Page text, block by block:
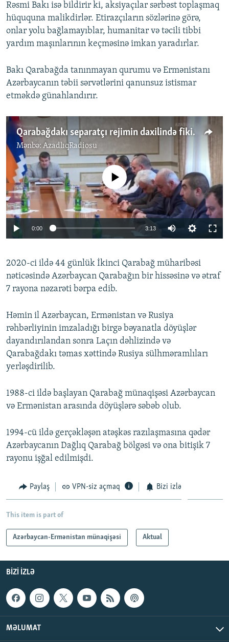
Rəsmi Bakı isə bildirir ki, aksiyaçılar sərbəst toplaşmaq
hüququna malikdirlər. Etirazçıların sözlərinə görə,
onlar yolu bağlamayıblar, humanitar və təcili tibbi
yardım maşınlarının keçməsinə imkan yaradırlar.
Bakı Qarabağda tanınmayan qurumu və Ermənistanı
Azərbaycanın təbii sərvətlərini qanunsuz istismar
etməkdə günahlandırır.
Qarabağdakı separatçı rejimin daxilində fikir ayrılığı müşahidə olunur
Mənbə: AzadlıqRadiosu
Auto 240p 360p 480p
No media source currently available
0:00 3:13
360p
480p
2020-ci ildə 44 günlük İkinci Qarabağ müharibəsi
nəticəsində Azərbaycan Qarabağın bir hissəsinə və ətraf
7 rayona nəzarəti bərpa edib.
Həmin il Azərbaycan, Ermənistan və Rusiya
rəhbərliyinin imzaladığı birgə bəyanatla döyüşlər
dayandırılandan sonra Laçın dəhlizində və
Qarabağdakı təmas xəttində Rusiya sülhməramlıları
yerləşdirilib.
1988-ci ildə başlayan Qarabağ münaqişəsi Azərbaycan
və Ermənistan arasında döyüşlərə səbəb olub.
1994-cü ildə gerçəkləşən atəşkəs razılaşmasına qədər
Azərbaycanın Dağlıq Qarabağ bölgəsi və ona bitişik 7
rayonu işğal edilmişdi.
Paylaş VPN-siz açmaq Bizi izlə
This item is part of
Azərbaycan-Ermənistan münaqişəsi Aktual
BIZI IZLƏ
MƏLUMAT